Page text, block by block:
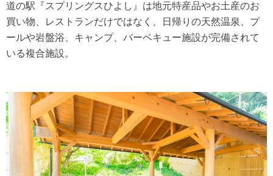
道の駅『スプリングスひよし』は地元特産品やお土産のお
買い物、レストランだけではなく、日帰りの天然温泉、プ
ールや岩盤浴、キャンプ、バーベキュー施設が完備されて
いる複合施設。